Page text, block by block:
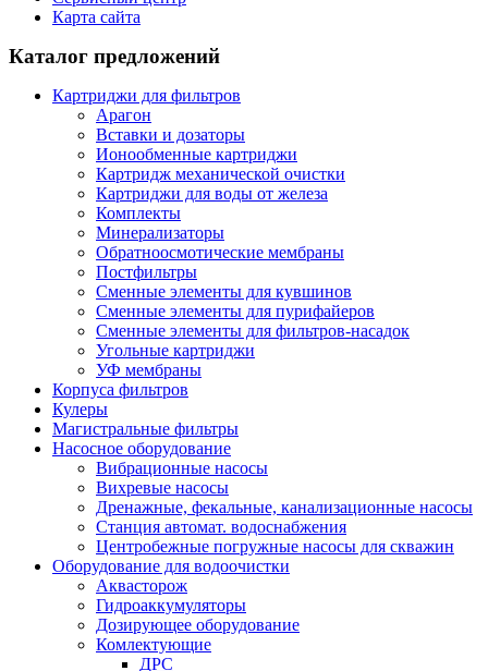
Карта сайта
Каталог предложений
Картриджи для фильтров
Арагон
Вставки и дозаторы
Ионообменные картриджи
Картридж механической очистки
Картриджи для воды от железа
Комплекты
Минерализаторы
Обратноосмотические мембраны
Постфильтры
Сменные элементы для кувшинов
Сменные элементы для пурифайеров
Сменные элементы для фильтров-насадок
Угольные картриджи
УФ мембраны
Корпуса фильтров
Кулеры
Магистральные фильтры
Насосное оборудование
Вибрационные насосы
Вихревые насосы
Дренажные, фекальные, канализационные насосы
Станция автомат. водоснабжения
Центробежные погружные насосы для скважин
Оборудование для водоочистки
Аквасторож
Гидроаккумуляторы
Дозирующее оборудование
Комлектующие
ДРС